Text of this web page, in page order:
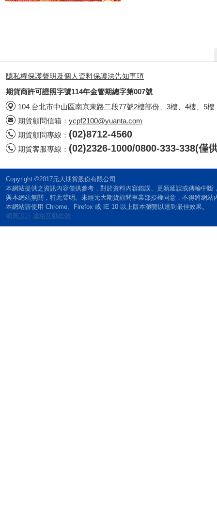
隱私權保護聲明及個人資料保護法告知事項
期貨商許可證照字號114年金管期總字第007號
104 台北市中山區南京東路二段77號2樓部份、3樓、4樓、5樓
期貨顧問信箱： ycpf2100@yuanta.com
期貨顧問專線： (02)8712-4560
期貨客服專線： (02)2326-1000/0800-333-338(僅
Copyright ©2017元大期貨股份有限公司
本網站提供之資訊內容僅供參考，對於資料內容錯誤、更新延誤或傳輸中
與本網站無關，特此聲明。未經元大期貨顧問事業部授權同意，不得將網站
本網站請使用 Chrome、Firefox 或 IE 10 以上版本瀏覽以達到最佳效果。
網頁設計:達格互動媒體